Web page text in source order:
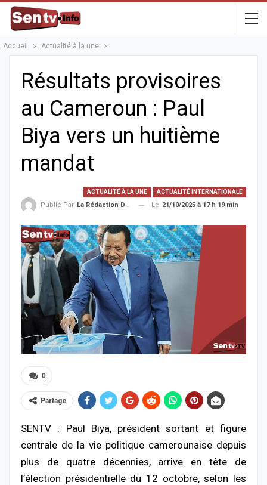
Accueil Actualité à la une
Résultats provisoires
au Cameroun : Paul
Biya vers un huitième
mandat
ACTUALITÉ À LA UNE ACTUALITÉ INTERNATIONALE
Publié Par La Rédaction De La SenTV.info Le 21/10/2025 à 17 h 19 min
0
Partage
SENTV : Paul Biya, président sortant et figure
centrale de la vie politique camerounaise depuis
plus de quatre décennies, arrive en tête de
l’élection présidentielle du 12 octobre, selon les